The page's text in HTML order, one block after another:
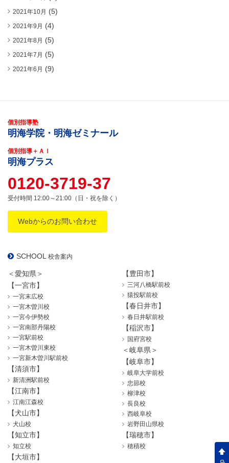
2021年10月 (5)
2021年9月 (4)
2021年8月 (5)
2021年7月 (5)
2021年6月 (9)
個別指導塾
明海学院・明海ゼミナール
個別指導＋ＡＩ
明海プラス
0120-3719-37
受付時間 12:00～21:00（日・祝を除く）
Webからのお問い合わせ
SCHOOL 校舎案内
＜愛知県＞
【一宮市】
一宮末広校
一宮木曽川校
一宮今伊勢校
一宮南部丹陽校
一宮駅前校
一宮木曽川東校
一宮新木曽川駅前校
【清須市】
新清洲駅前校
【江南市】
江南江森校
【犬山市】
犬山校
【知立市】
知立校
【豊田市】
三河八橋駅前校
猿投駅前校
【春日井市】
春日井駅前校
【稲沢市】
国府宮校
＜岐阜県＞
【岐阜市】
岐阜大学前校
忠節校
柳津校
長良校
西岐阜校
岩野田山県校
【瑞穂市】
穂積校
【大垣市】